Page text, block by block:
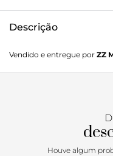
Descrição
bico fino. Aberto, traz
Possui tira fina
Tem mais duas tiras
inscrição do nome da
Vendido e entregue por ZZ
Houve algum